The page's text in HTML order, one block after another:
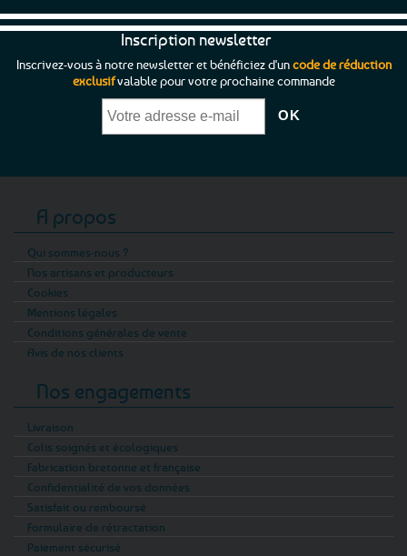
Inscription newsletter
Inscrivez-vous à notre newsletter et bénéficiez d'uncode de réduction
exclusifvalable pour votre prochaine commande
A propos
Qui sommes-nous ?
Nos artisans et producteurs
Cookies
Mentions légales
Conditions générales de vente
Avis de nos clients
Nos engagements
Livraison
Colis soignés et écologiques
Fabrication bretonne et française
Confidentialité de vos données
Satisfait ou remboursé
Formulaire de rétractation
Paiement sécurisé